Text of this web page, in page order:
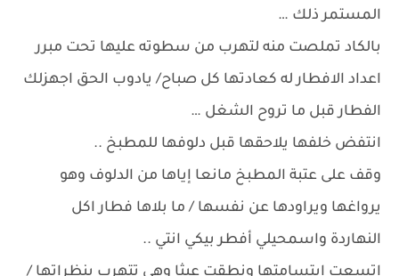
المستمر ذلك …
بالكاد تملصت منه لتهرب من سطوته عليها تحت مبرر
اعداد الافطار له كعادتها كل صباح/ يادوب الحق اجهزلك
الفطار قبل ما تروح الشغل …
انتفض خلفها يلاحقها قبل دلوفها للمطبخ ..
وقف على عتبة المطبخ مانعا إياها من الدلوف وهو
يرواغها ويراودها عن نفسها / ما بلاها فطار اكل
النهاردة واسمحيلي أفطر بيكي انتي ..
اتسعت ابتسامتها ونطقت عبثا وهي تتهرب بنظراتها /